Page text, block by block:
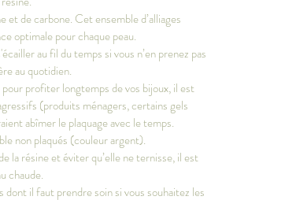
et de carbone. Cet ensemble d’alliages
optimale pour chaque peau.
au fil du temps si vous n’en prenez pas
au quotidien.
profiter longtemps de vos bijoux, il est
(produits ménagers, certains gels
abîmer le plaquage avec le temps.
non plaqués (couleur argent).
la résine et éviter qu’elle ne ternisse, il est
chaude.
il faut prendre soin si vous souhaitez les